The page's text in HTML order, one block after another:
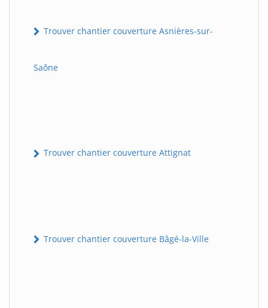
Trouver chantier couverture Asnières-sur-
Saône
Trouver chantier couverture Attignat
Trouver chantier couverture Bâgé-la-Ville